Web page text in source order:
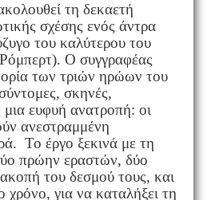
τη δεκαετή
σχέσης ενός άντρα
του καλύτερου του
Ο συγγραφέας
των τριών ηρώων του
σκηνές,
μια ευφυή ανατροπή: οι
ανεστραμμένη
Το έργο ξεκινά με τη
πρώην εραστών, δύο
του δεσμού τους, και
χρόνο, για να καταλήξει τη